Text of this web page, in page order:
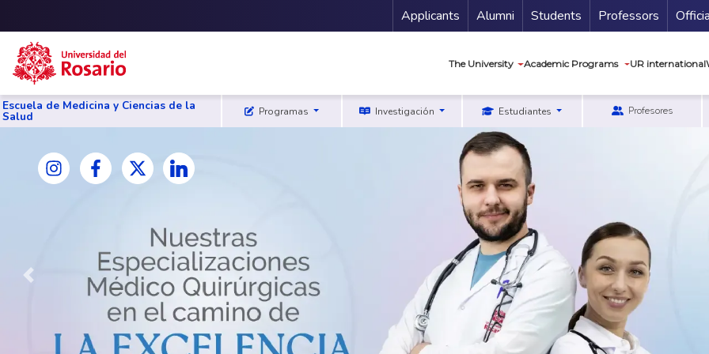
Skip to main content
Menu Secundario
Applicants Alumni Students Professors
The University Academic Programs UR international
Escuela de Medicina y Ciencias de la
Salud Programas Investigación Estudiantes Profesores